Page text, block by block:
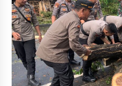
Polsek Pekat Kawal Aksi Petani
Humanis, Dialog dengan PT SMS
Kesepakatan Awal Demi Menjaga
4 minggu ago
SATRESNARKOBA POLRES DOMPU
TERDUGA PELAKU NARKOTIKA DI
KEMPO, BELASAN PAKET DIDUGA